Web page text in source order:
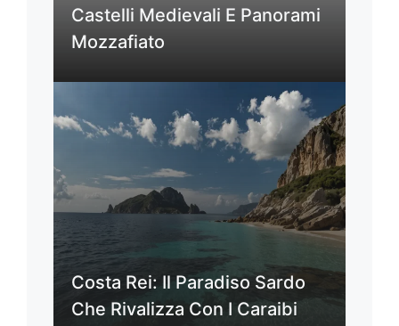
Castelli Medievali E Panorami
Mozzafiato
Costa Rei: Il Paradiso Sardo
Che Rivalizza Con I Caraibi